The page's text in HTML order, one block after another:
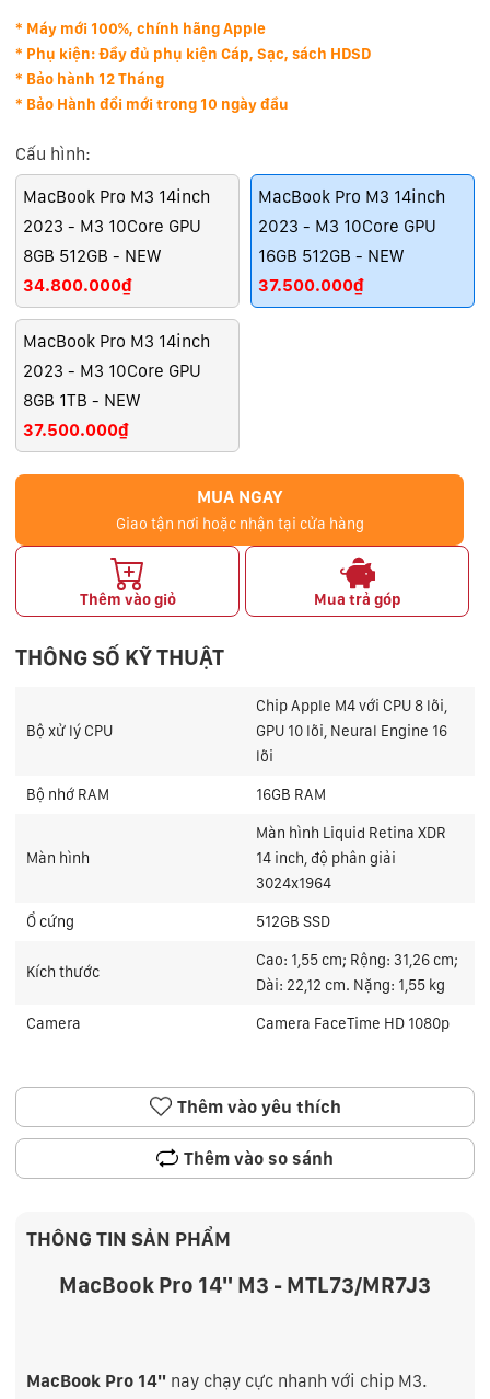
* Máy mới 100%, chính hãng Apple
* Phụ kiện: Đầy đủ phụ kiện Cáp, Sạc, sách HDSD
* Bảo hành 12 Tháng
* Bảo Hành đổi mới trong 10 ngày đầu
Cấu hình:
MacBook Pro M3 14inch
2023 - M3 10Core GPU
8GB 512GB - NEW
34.800.000₫
MacBook Pro M3 14inch
2023 - M3 10Core GPU
16GB 512GB - NEW
37.500.000₫
MacBook Pro M3 14inch
2023 - M3 10Core GPU
8GB 1TB - NEW
37.500.000₫
MUA NGAY
Giao tận nơi hoặc nhận tại cửa hàng
Thêm vào giỏ Mua trả góp
THÔNG SỐ KỸ THUẬT
Bộ xử lý CPU
Chip Apple M4 với CPU 8 lõi,
GPU 10 lõi, Neural Engine 16
lõi
Bộ nhớ RAM 16GB RAM
Màn hình
Màn hình Liquid Retina XDR
14 inch, độ phân giải
3024x1964
Ổ cứng 512GB SSD
Kích thước
Cao: 1,55 cm; Rộng: 31,26 cm;
Dài: 22,12 cm. Nặng: 1,55 kg
Camera Camera FaceTime HD 1080p
Thêm vào yêu thích
Thêm vào so sánh
THÔNG TIN SẢN PHẨM
MacBook Pro 14" M3 - MTL73/MR7J3
MacBook Pro 14" nay chạy cực nhanh với chip M3.